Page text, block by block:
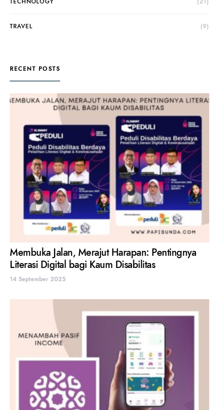
TECHNOLOGY (21)
TRAVEL (9)
RECENT POSTS
Membuka Jalan, Merajut Harapan: Pentingnya
Literasi Digital bagi Kaum Disabilitas
14 September 2025